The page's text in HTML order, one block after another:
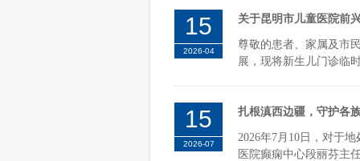
15
2026-04
关于昆明市儿童医院前
尊敬的患者、家属及市
展，现将新生儿门诊临
15
2026-07
扎根滇西边疆，守护各
2026年7月10日，对于
医院癫痫中心段丽芬主